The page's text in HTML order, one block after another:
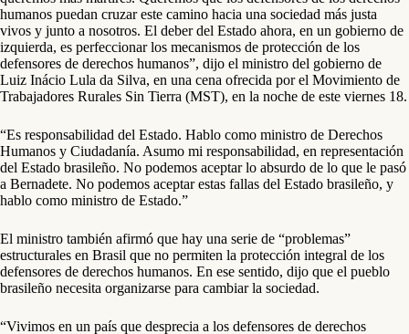
humanos puedan cruzar este camino hacia una sociedad más justa
vivos y junto a nosotros. El deber del Estado ahora, en un gobierno de
izquierda, es perfeccionar los mecanismos de protección de los
defensores de derechos humanos”, dijo el ministro del gobierno de
Luiz Inácio Lula da Silva, en una cena ofrecida por el Movimiento de
Trabajadores Rurales Sin Tierra (MST), en la noche de este viernes 18.
“Es responsabilidad del Estado. Hablo como ministro de Derechos
Humanos y Ciudadanía. Asumo mi responsabilidad, en representación
del Estado brasileño. No podemos aceptar lo absurdo de lo que le pasó
a Bernadete. No podemos aceptar estas fallas del Estado brasileño, y
hablo como ministro de Estado.”
El ministro también afirmó que hay una serie de “problemas”
estructurales en Brasil que no permiten la protección integral de los
defensores de derechos humanos. En ese sentido, dijo que el pueblo
brasileño necesita organizarse para cambiar la sociedad.
“Vivimos en un país que desprecia a los defensores de derechos